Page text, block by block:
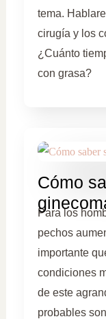
tema.
cirugía y los
¿Cuánto
con grasa?
Cómo
Para los
pechos
importante
condiciones
de este
probables